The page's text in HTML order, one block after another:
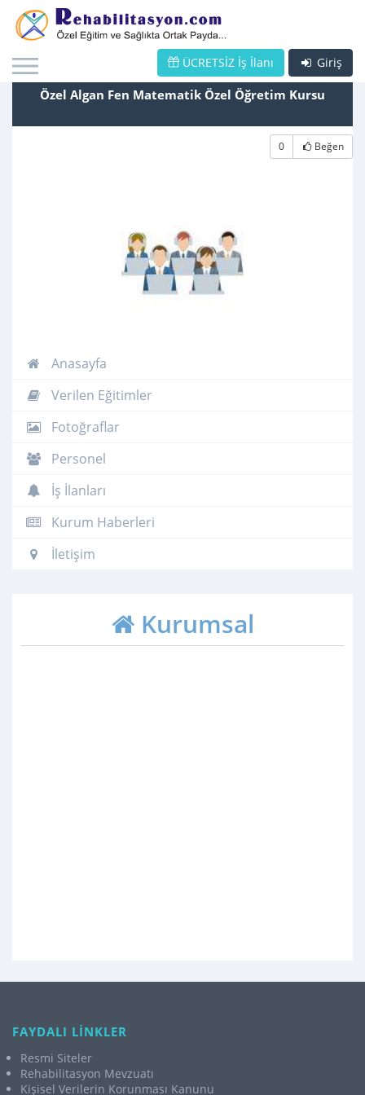
Giriş
ÜCRETSİZ İş İlanı
Özel Algan Fen Matematik Özel Öğretim Kursu
0 Beğen
Anasayfa
Verilen Eğitimler
Fotoğraflar
Personel
İş İlanları
Kurum Haberleri
İletişim
Kurumsal
FAYDALI LİNKLER
Resmi Siteler
Rehabilitasyon Mevzuatı
Kişisel Verilerin Korunması Kanunu